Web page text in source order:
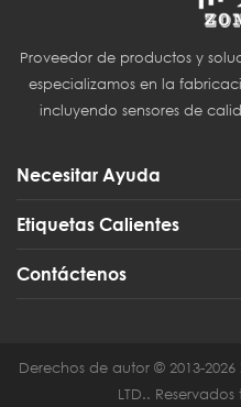
Proveedor de productos y
especializamos en la
incluyendo sensores de
Necesitar Ayuda
Etiquetas Calientes
Contáctenos
Derechos de autor © 2013-
LTD..